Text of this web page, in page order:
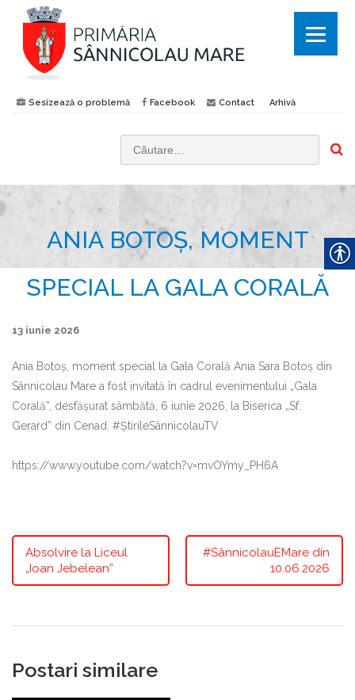
Sesizează o problemă Facebook Contact Arhivă
:
ANIA BOTOȘ, MOMENT
SPECIAL LA GALA CORALĂ
13 iunie 2026
Ania Botoș, moment special la Gala Corală Ania Sara Botoș din
Sânnicolau Mare a fost invitată în cadrul evenimentului „Gala
Corală”, desfășurat sâmbătă, 6 iunie 2026, la Biserica „Sf.
Gerard” din Cenad. #ȘtirileSânnicolauTV
https://www.youtube.com/watch?v=mvOYmy_PH6A
Absolvire la Liceul
„Ioan Jebelean”
#SânnicolauEMare din
10.06.2026
Postari similare